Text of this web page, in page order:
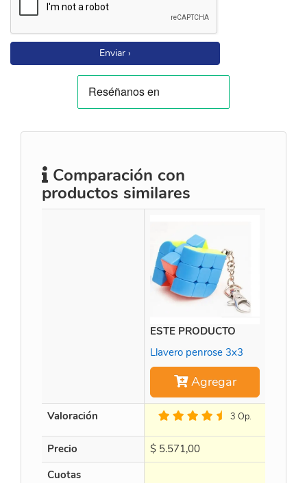
Enviar ›
Comparación con
productos similares
ESTE PRODUCTO
Llavero penrose 3x3
Agregar
Valoración 3 Op.
Precio $ 5.571,00
Cuotas